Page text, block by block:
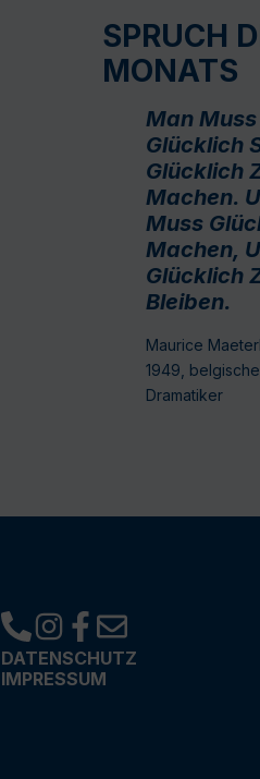
SPRUCH
MONATS
Man Muss
Glücklich
Glücklich
Machen.
Muss
Machen,
Glücklich
Bleiben.
Maurice
1949,
Dramatiker
DATENSCHUTZ
IMPRESSUM